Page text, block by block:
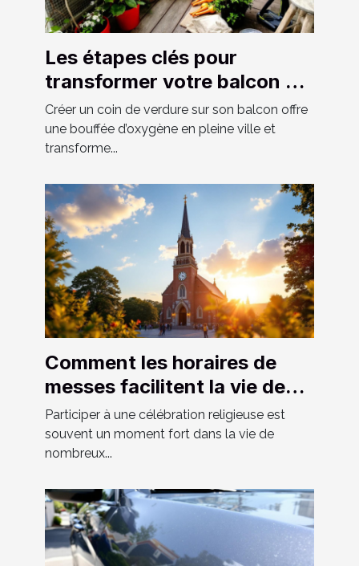
Les étapes clés pour
transformer votre balcon en
un espace vert luxuriant
Créer un coin de verdure sur son balcon offre
une bouffée d’oxygène en pleine ville et
transforme...
Comment les horaires de
messes facilitent la vie des
fidèles ?
Participer à une célébration religieuse est
souvent un moment fort dans la vie de
nombreux...